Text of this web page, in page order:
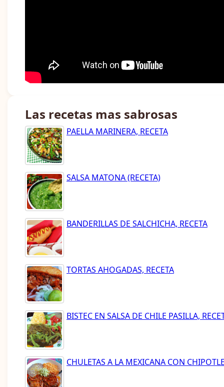
Las recetas mas sabrosas
PAELLA MARINERA, RECETA
SALSA MATONA (RECETA)
BANDERILLAS DE SALCHICHA, RECETA
TORTAS AHOGADAS, RECETA
BISTEC EN SALSA DE CHILE PASILLA,
CHULETAS A LA MEXICANA CON